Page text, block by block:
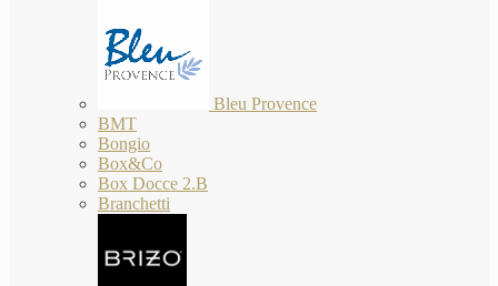
Bleu Provence
BMT
Bongio
Box&Co
Box Docce 2.B
Branchetti